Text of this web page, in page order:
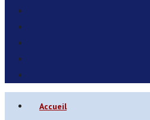
Accueil